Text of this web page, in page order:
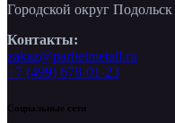
Городской округ
Контакты:
zakaz@paritetmetall.ru
+7 (499) 678-01-23
Социальные сети